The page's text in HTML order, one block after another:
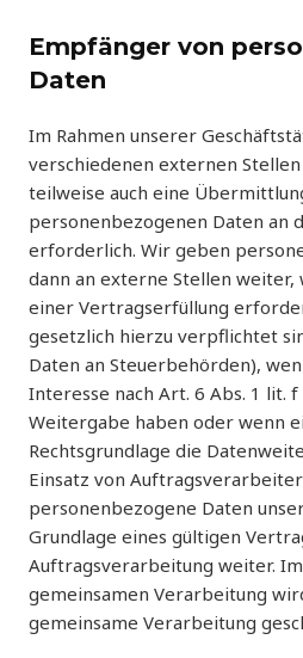
Empfänger von
Daten
Im Rahmen unserer
verschiedenen externen
teilweise auch eine
personenbezogenen Daten an
erforderlich. Wir geben
dann an externe Stellen weiter,
einer Vertragserfüllung
gesetzlich hierzu verpflichtet
Daten an Steuerbehörden),
Interesse nach Art. 6 Abs. 1 lit. f
Weitergabe haben oder wenn
Rechtsgrundlage die
Einsatz von
personenbezogene Daten
Grundlage eines gültigen
Auftragsverarbeitung weiter.
gemeinsamen Verarbeitung
gemeinsame Verarbeitung